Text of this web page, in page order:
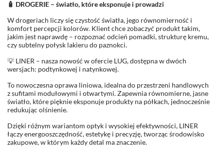
🧴 DROGERIE – światło, które eksponuje i prowadzi
W drogeriach liczy się czystość światła, jego równomierność i
komfort percepcji kolorów. Klient chce zobaczyć produkt takim,
jakim jest naprawdę – rozpoznać odcień pomadki, strukturę kremu,
czy subtelny połysk lakieru do paznokci.
💡 LINER – nasza nowość w ofercie LUG, dostępna w dwóch
wersjach: podtynkowej i natynkowej.
To nowoczesna oprawa liniowa, idealna do przestrzeni handlowych
z sufitami modułowymi i otwartymi. Zapewnia równomierne, jasne
światło, które pięknie eksponuje produkty na półkach, jednocześnie
redukując olśnienie.
Dzięki różnym wariantom optyk i wysokiej efektywności, LINER
łączy energooszczędność, estetykę i precyzję, tworząc środowisko
zakupowe, w którym każdy detal ma znaczenie.